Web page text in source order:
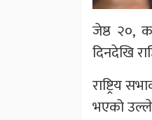
जेष्ठ २०,
दिनदेखि
राष्ट्रिय
भएको